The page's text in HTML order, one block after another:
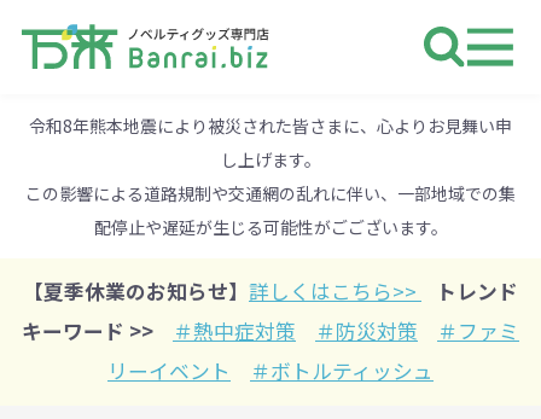
令和8年熊本地震により被災された皆さまに、心よりお見舞い申
し上げます。
この影響による道路規制や交通網の乱れに伴い、一部地域での集
配停止や遅延が生じる可能性がごございます。
【夏季休業のお知らせ】 詳しくはこちら>>
トレンド
キーワード >>
＃熱中症対策 ＃防災対策
＃ファミ
リーイベント
＃ボトルティッシュ